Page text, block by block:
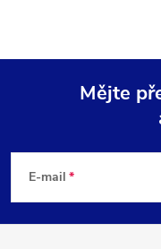
p
Mějte
E-mail